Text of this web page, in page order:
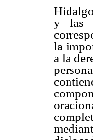
y las
la
a la